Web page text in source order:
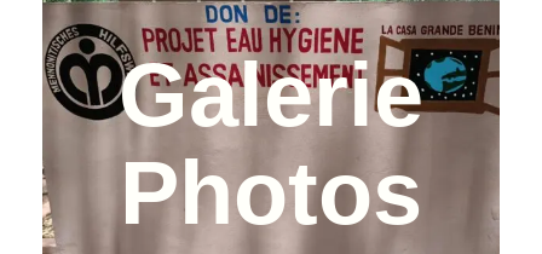
Galerie
Photos